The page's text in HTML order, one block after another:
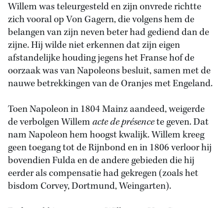
Willem was teleurgesteld en zijn onvrede richtte
zich vooral op Von Gagern, die volgens hem de
belangen van zijn neven beter had gediend dan de
zijne. Hij wilde niet erkennen dat zijn eigen
afstandelijke houding jegens het Franse hof de
oorzaak was van Napoleons besluit, samen met de
nauwe betrekkingen van de Oranjes met Engeland.
Toen Napoleon in 1804 Mainz aandeed, weigerde
de verbolgen Willemacte de présencete geven. Dat
nam Napoleon hem hoogst kwalijk. Willem kreeg
geen toegang tot de Rijnbond en in 1806 verloor hij
bovendien Fulda en de andere gebieden die hij
eerder als compensatie had gekregen (zoals het
bisdom Corvey, Dortmund, Weingarten).